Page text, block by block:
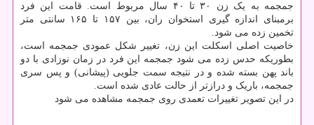
جمجمه به یک زن ۳۰ تا ۴۰ سال مربوط است. قامت این فرد
برمبنای اندازه گیری استخوان ران، بین ۱۵۷ تا ۱۶۵ سانتی متر
تخمین زده می شود.
خاصیت اصلی اسکلت این زن، تغییر شکل عمودی جمجمه است،
بطوریکه حدس زده می شود جمجمه این فرد در زمان نوزادی با دو
باند پهن بسته شده و در نتیجه سمت جلویی (پیشانی) و پس سری
جمجمه، باریک و درازتر از حالت عادی شده است.
در این تصویر تغییرات تعمدی روی جمجمه مشاهده می شود